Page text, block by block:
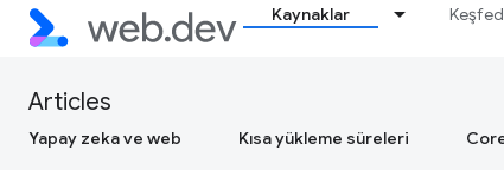
Kaynaklar
Articles
Yapay zeka ve web Kısa yükleme süreleri